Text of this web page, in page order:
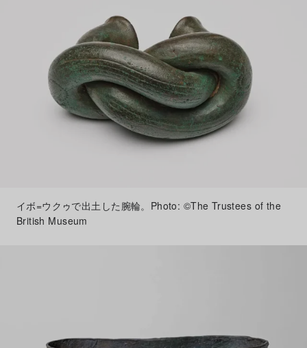
イボ=ウクゥで出土した腕輪。Photo: ©The Trustees of the
British Museum